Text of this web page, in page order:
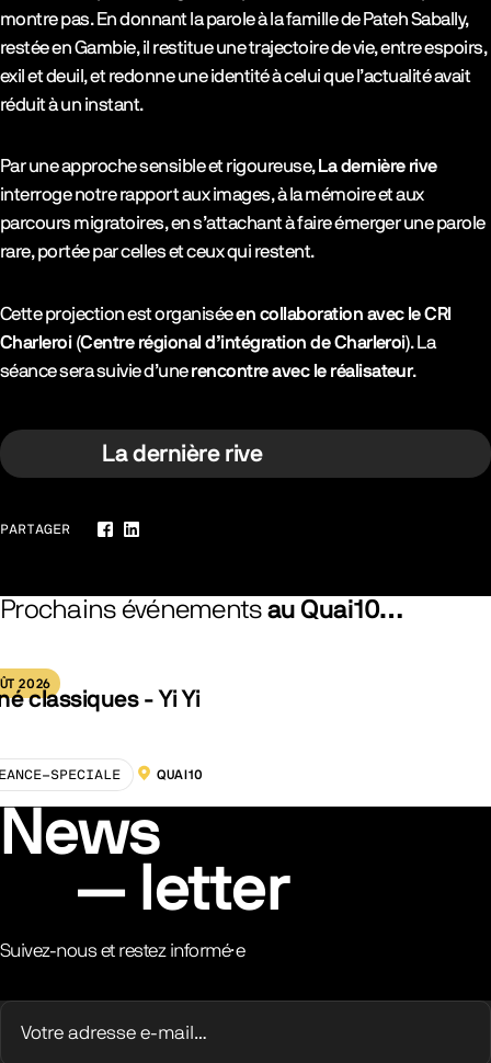
montre pas. En donnant la parole à la famille de Pateh Sabally,
restée en Gambie, il restitue une trajectoire de vie, entre espoirs,
exil et deuil, et redonne une identité à celui que l’actualité avait
réduit à un instant.
Par une approche sensible et rigoureuse, La dernière rive
interroge notre rapport aux images, à la mémoire et aux
parcours migratoires, en s’attachant à faire émerger une parole
rare, portée par celles et ceux qui restent.
Cette projection est organiséeen collaboration avec le CRI
Charleroi (Centre régional d’intégration de Charleroi). La
séance sera suivie d’unerencontre avec le réalisateur.
La dernière rive
PARTAGER
Facebook
LinkedIn
Prochains événements au Quai10…
2026
classiques - Yi Yi
SPECIALE LOCALISATION :
QUAI10
News
letter
Suivez-nous et restez informé·e